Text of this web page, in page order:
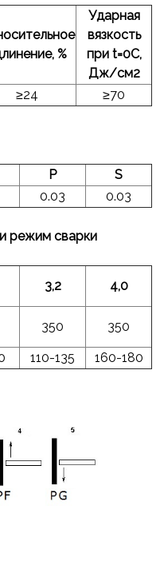
%
Ударная
вязкость
при t=0С,
Дж/см2
≥24 ≥70
P
S
0.03 0.03
режим сварки
3,2 4,0
350 350
110-135 160-180